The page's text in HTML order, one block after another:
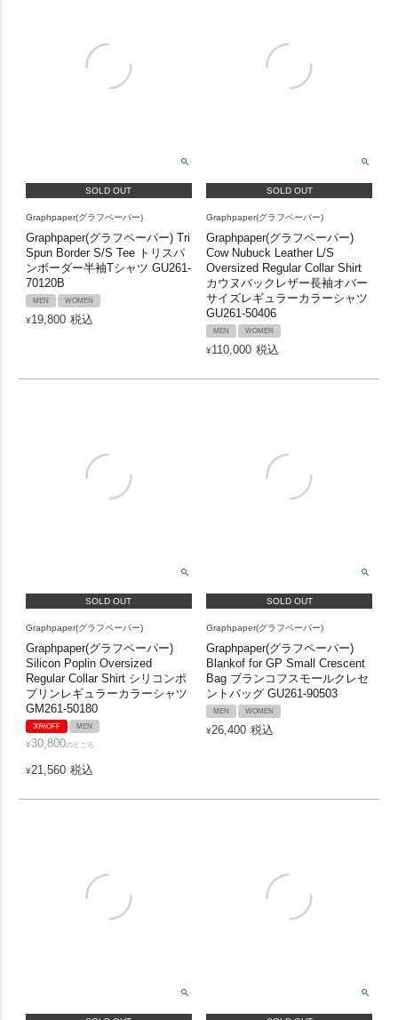
SOLD OUT
Graphpaper(グラフペーパー)
Graphpaper(グラフペーパー) Tri
Spun Border S/S Tee トリスパ
ンボーダー半袖Tシャツ GU261-
70120B
MEN WOMEN
¥19,800 税込
SOLD OUT
Graphpaper(グラフペーパー)
Graphpaper(グラフペーパー)
Cow Nubuck Leather L/S
Oversized Regular Collar Shirt
カウヌバックレザー長袖オバー
サイズレギュラーカラーシャツ
GU261-50406
MEN WOMEN
¥110,000 税込
SOLD OUT
Graphpaper(グラフペーパー)
Graphpaper(グラフペーパー)
Silicon Poplin Oversized
Regular Collar Shirt シリコンポ
プリンレギュラーカラーシャツ
GM261-50180
30%OFF MEN
¥30,800のところ
¥21,560 税込
SOLD OUT
Graphpaper(グラフペーパー)
Graphpaper(グラフペーパー)
Blankof for GP Small Crescent
Bag ブランコフスモールクレセ
ントバッグ GU261-90503
MEN WOMEN
¥26,400 税込